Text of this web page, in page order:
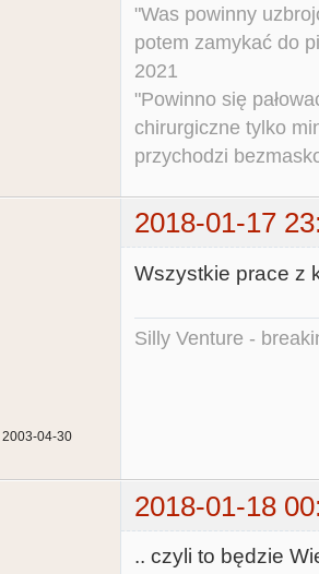
"Was powinny
potem zamykać do
2021
"Powinno się
chirurgiczne tylko
przychodzi
2018-01-17
2003-04-30
Wszystkie prace z
Silly Venture -
2018-01-18
.. czyli to będzie